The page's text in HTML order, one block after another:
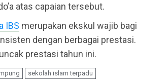
atas capaian tersebut.
IBS merupakan ekskul wajib bagi
dengan berbagai prestasi.
prestasi tahun ini.
sekolah islam terpadu